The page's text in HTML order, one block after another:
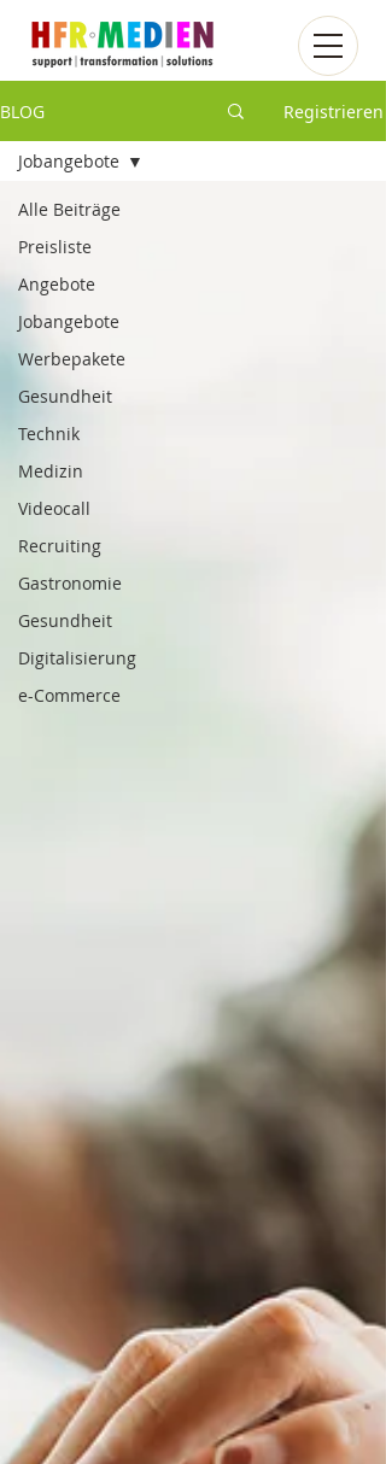
BLOG Registrieren
Alle Beiträge
Preisliste
Angebote
Jobangebote
Werbepakete
Gesundheit
Technik
Medizin
Videocall
Recruiting
Gastronomie
Gesundheit
Digitalisierung
e-Commerce
Jobangebote